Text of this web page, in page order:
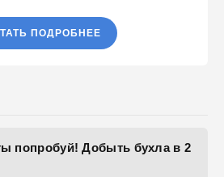
ПОДРОБНЕЕ
попробуй! Добыть бухла в 2